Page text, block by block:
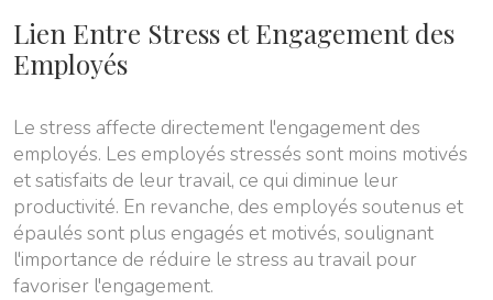
Lien Entre Stress et Engagement des
Employés
Le stress affecte directement l'engagement des
employés. Les employés stressés sont moins motivés
et satisfaits de leur travail, ce qui diminue leur
productivité. En revanche, des employés soutenus et
épaulés sont plus engagés et motivés, soulignant
l'importance de réduire le stress au travail pour
favoriser l'engagement.